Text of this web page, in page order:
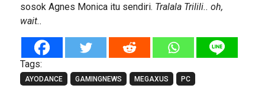
sosok Agnes Monica itu sendiri. Tralala Trilili.. oh,
wait..
Tags:
AYODANCE GAMINGNEWS MEGAXUS PC